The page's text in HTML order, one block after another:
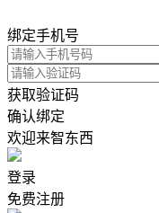
绑定手机号
获取验证码
确认绑定
欢迎来智东西
登录
免费注册